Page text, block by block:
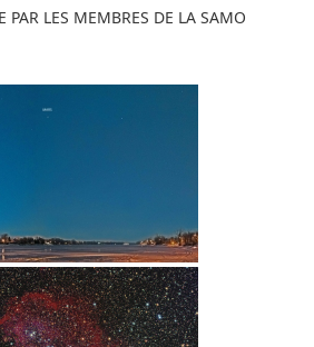
PAR LES MEMBRES DE LA SAMO